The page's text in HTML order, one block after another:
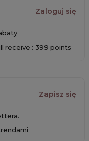
Zaloguj się
receive : 399 points
Zapisz się